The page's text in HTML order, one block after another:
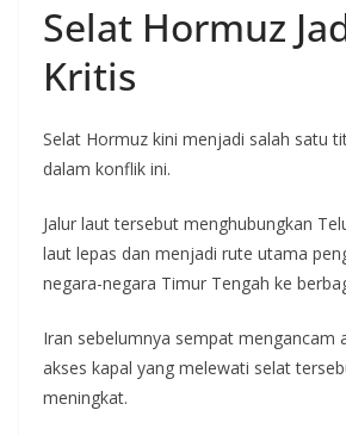
Selat Hormuz
Kritis
Selat Hormuz kini menjadi salah satu
dalam konflik ini.
Jalur laut tersebut menghubungkan
laut lepas dan menjadi rute utama
negara-negara Timur Tengah ke
Iran sebelumnya sempat mengancam
akses kapal yang melewati selat
meningkat.